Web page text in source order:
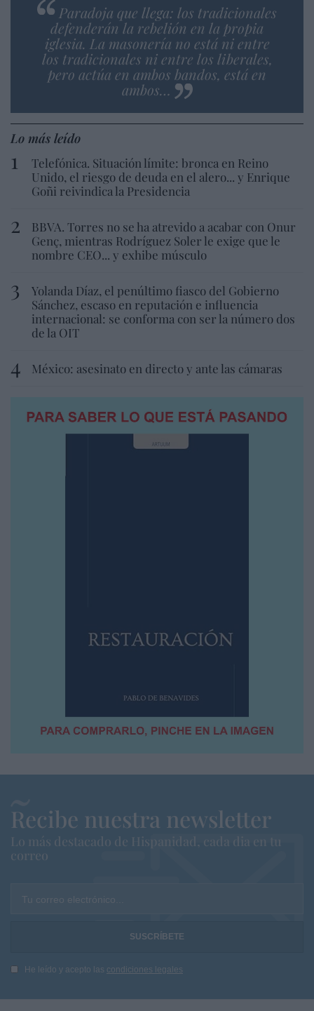
Paradoja que llega: los tradicionales
defenderán la rebelión en la propia
iglesia. La masonería no está ni entre
los tradicionales ni entre los liberales,
pero actúa en ambos bandos, está en
ambos…
Lo más leído
Telefónica. Situación límite: bronca en Reino
Unido, el riesgo de deuda en el alero... y Enrique
Goñi reivindica la Presidencia
BBVA. Torres no se ha atrevido a acabar con Onur
Genç, mientras Rodríguez Soler le exige que le
nombre CEO... y exhibe músculo
Yolanda Díaz, el penúltimo fiasco del Gobierno
Sánchez, escaso en reputación e influencia
internacional: se conforma con ser la número dos
de la OIT
México: asesinato en directo y ante las cámaras
Recibe nuestra newsletter
Lo más destacado de Hispanidad, cada dia en tu
correo
Tu correo electrónico...
He leído y acepto las condiciones legales